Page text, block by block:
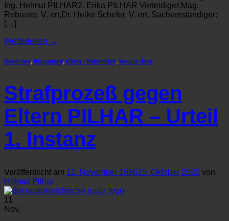
Ing. Helmut PILHAR2. Erika PILHAR Verteidiger:Mag.
Rebasso, V. ert.Dr. Heike Schefer, V. ert. Sachverständiger:
[…]
Weiterlesen →
Behörden, Blogartikel , Olivia - Behördlich, Vanura Hans
Strafprozeß gegen
Eltern PILHAR – Urteil
1. Instanz
Veröffentlicht am 11. November 199615. Oktober 2020 von
Helmut Pilhar
11
Nov.